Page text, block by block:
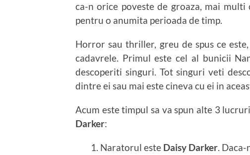
ca-n orice poveste de groaza, mai
pentru o anumita perioada de timp.
Horror sau thriller, greu de spus ce
cadavrele. Primul este cel al bunicii
descoperiti singuri. Tot singuri veti
dintre ei sau mai este cineva cu ei in
Acum este timpul sa va spun alte 3
Darker:
Naratorul este Daisy Darker.